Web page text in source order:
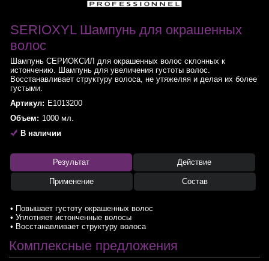
SERIOXYL Шампунь для окрашенных
волос
Шампунь СЕРИОКСИЛ для окрашенных волос склонных к
истончению. Шампунь для увеличения густоты волос.
Восстанавливает структуру волоса, не утяжеляя и делая их более
густыми.
Артикул: E1013200
Объем: 1000 мл.
В наличии
Результат Действие
Применение Состав
• Повышает густоту окрашенных волос
• Уплотняет истонченные волосы
• Восстанавливает структуру волоса
Комплексные предложения